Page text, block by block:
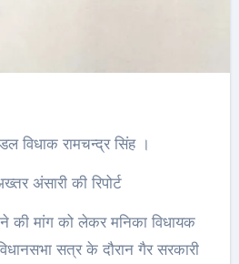
विधाक रामचन्द्र सिंह ।
अंसारी की रिपोर्ट
की मांग को लेकर मनिका विधायक
सत्र के दौरान गैर सरकारी